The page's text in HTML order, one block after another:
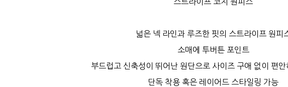
넓은 넥 라인과 루즈한 핏의 스트라이프 원피
소매에 투버튼 포인트
부드럽고 신축성이 뛰어난 원단으로 사이즈 구애 없이 편
단독 착용 혹은 레이어드 스타일링 가능